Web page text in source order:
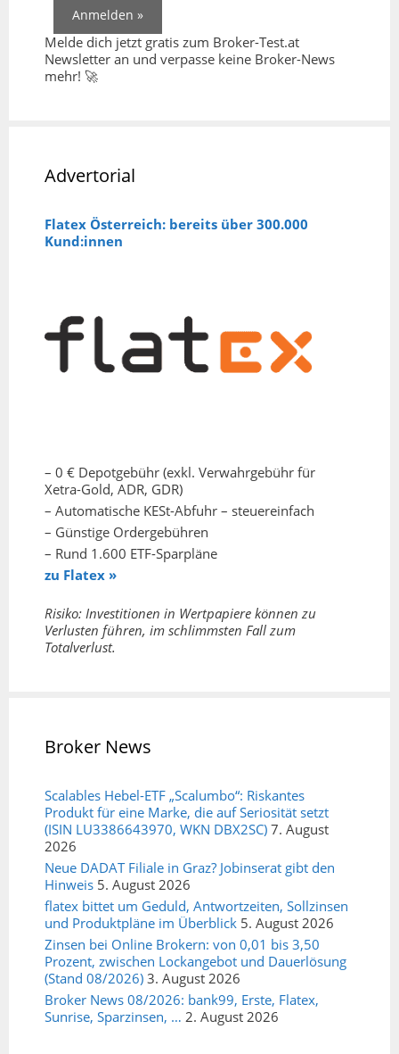
Melde dich jetzt gratis zum Broker-Test.at
Newsletter an und verpasse keine Broker-News
mehr! 🚀
Advertorial
Flatex Österreich: bereits über 300.000
Kund:innen
– 0 € Depotgebühr (exkl. Verwahrgebühr für
Xetra-Gold, ADR, GDR)
– Automatische KESt-Abfuhr – steuereinfach
– Günstige Ordergebühren
– Rund 1.600 ETF-Sparpläne
zu Flatex »
Risiko: Investitionen in Wertpapiere können zu
Verlusten führen, im schlimmsten Fall zum
Totalverlust.
Broker News
Scalables Hebel-ETF „Scalumbo“: Riskantes
Produkt für eine Marke, die auf Seriosität setzt
(ISIN LU3386643970, WKN DBX2SC) 7. August
2026
Neue DADAT Filiale in Graz? Jobinserat gibt den
Hinweis 5. August 2026
flatex bittet um Geduld, Antwortzeiten, Sollzinsen
und Produktpläne im Überblick 5. August 2026
Zinsen bei Online Brokern: von 0,01 bis 3,50
Prozent, zwischen Lockangebot und Dauerlösung
(Stand 08/2026) 3. August 2026
Broker News 08/2026: bank99, Erste, Flatex,
Sunrise, Sparzinsen, … 2. August 2026